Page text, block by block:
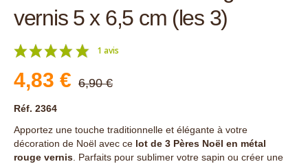
vernis 5 x 6,5 cm (les 3)
1 avis
4,83 € 6,90 €
Réf. 2364
Apportez une touche traditionnelle et élégante à votre
décoration de Noël avec ce lot de 3 Pères Noël en métal
rouge vernis . Parfaits pour sublimer votre sapin ou créer une